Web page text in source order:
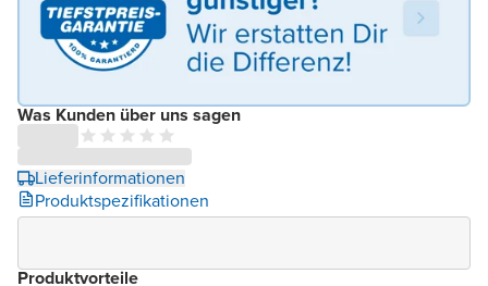
Was Kunden über uns sagen
Lieferinformationen
Produktspezifikationen
Produktvorteile